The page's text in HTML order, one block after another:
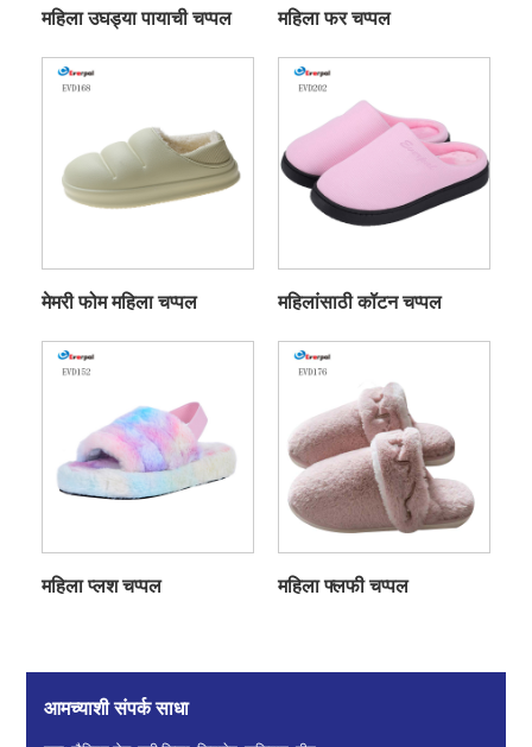
महिला उघड्या पायाची चप्पल महिला फर चप्पल
मेमरी फोम महिला चप्पल महिलांसाठी कॉटन चप्पल
महिला प्लश चप्पल महिला फ्लफी चप्पल
आमच्याशी संपर्क साधा